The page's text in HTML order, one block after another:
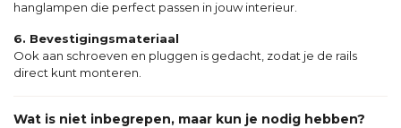
hanglampen die perfect passen in jouw interieur.
6. Bevestigingsmateriaal
Ook aan schroeven en pluggen is gedacht, zodat je de rails
direct kunt monteren.
Wat is niet inbegrepen, maar kun je nodig hebben?